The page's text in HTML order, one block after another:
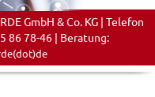
GmbH & Co. KG | Telefon
86 78-46 | Beratung: